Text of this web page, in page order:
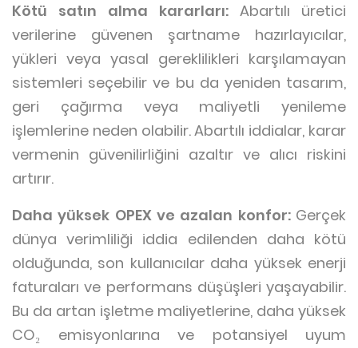
Kötü satın alma kararları: Abartılı üretici
verilerine güvenen şartname hazırlayıcılar,
yükleri veya yasal gereklilikleri karşılamayan
sistemleri seçebilir ve bu da yeniden tasarım,
geri çağırma veya maliyetli yenileme
işlemlerine neden olabilir. Abartılı iddialar, karar
vermenin güvenilirliğini azaltır ve alıcı riskini
artırır.
Daha yüksek OPEX ve azalan konfor:Gerçek
dünya verimliliği iddia edilenden daha kötü
olduğunda, son kullanıcılar daha yüksek enerji
faturaları ve performans düşüşleri yaşayabilir.
Bu da artan işletme maliyetlerine, daha yüksek
CO₂ emisyonlarına ve potansiyel uyum